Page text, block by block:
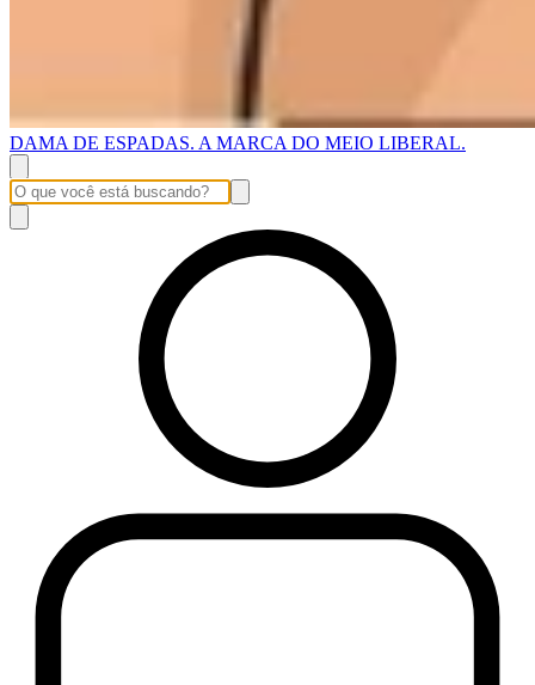
DAMA DE ESPADAS. A MARCA DO MEIO LIBERAL.